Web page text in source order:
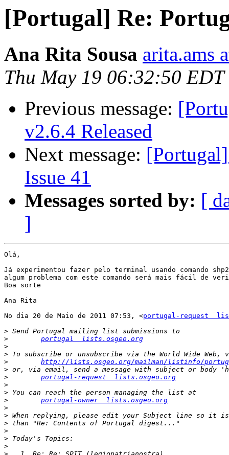
[Portugal] Re:
Ana Rita Sousa arita.ams
Thu May 19 06:32:50 EDT
Previous message:
v2.6.4 Released
Next message:
Issue 41
Messages sorted by: [
]
Olá,
Já experimentou fazer pelo terminal usando comando
algum problema com este comando será mais fácil de
Boa sorte
Ana Rita
No dia 20 de Maio de 2011 07:53, <portugal-request
>
>
portugal  lists.osgeo.org
>
>
>
http://lists.osgeo.org/mailman/listinfo/
>
>
portugal-request  lists.osgeo.org
>
>
>
portugal-owner  lists.osgeo.org
>
>
>
>
>
>